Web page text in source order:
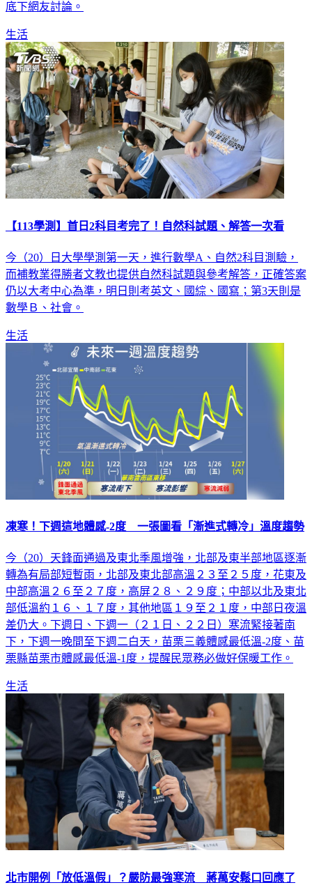
底下網友討論。
生活
【113學測】首日2科目考完了！自然科試題、解答一次看
今（20）日大學學測第一天，進行數學A、自然2科目測驗，
而補教業得勝者文教也提供自然科試題與參考解答，正確答案
仍以大考中心為準，明日則考英文、國綜、國寫；第3天則是
數學Ｂ、社會。
生活
凍寒！下週這地體感-2度 一張圖看「漸進式轉冷」溫度趨勢
今（20）天鋒面通過及東北季風增強，北部及東半部地區逐漸
轉為有局部短暫雨，北部及東北部高溫２３至２５度，花東及
中部高溫２６至２７度，高屏２８、２９度；中部以北及東北
部低溫約１６、１７度，其他地區１９至２１度，中部日夜溫
差仍大。下週日、下週一（２１日、２２日）寒流緊接著南
下，下週一晚間至下週二白天，苗栗三義體感最低溫-2度、苗
栗縣苗栗市體感最低溫-1度，提醒民眾務必做好保暖工作。
生活
北市開例「放低溫假」？嚴防最強寒流 蔣萬安鬆口回應了